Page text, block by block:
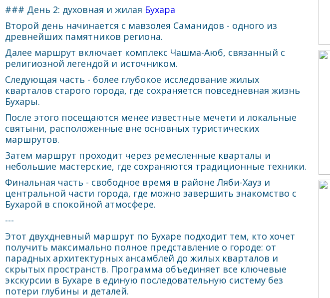
### День 2: духовная и жилая Бухара
Второй день начинается с мавзолея Саманидов - одного из
древнейших памятников региона.
Далее маршрут включает комплекс Чашма-Аюб, связанный с
религиозной легендой и источником.
Следующая часть - более глубокое исследование жилых
кварталов старого города, где сохраняется повседневная жизнь
Бухары.
После этого посещаются менее известные мечети и локальные
святыни, расположенные вне основных туристических
маршрутов.
Затем маршрут проходит через ремесленные кварталы и
небольшие мастерские, где сохраняются традиционные техники.
Финальная часть - свободное время в районе Ляби-Хауз и
центральной части города, где можно завершить знакомство с
Бухарой в спокойной атмосфере.
---
Этот двухдневный маршрут по Бухаре подходит тем, кто хочет
получить максимально полное представление о городе: от
парадных архитектурных ансамблей до жилых кварталов и
скрытых пространств. Программа объединяет все ключевые
экскурсии в Бухаре в единую последовательную систему без
потери глубины и деталей.